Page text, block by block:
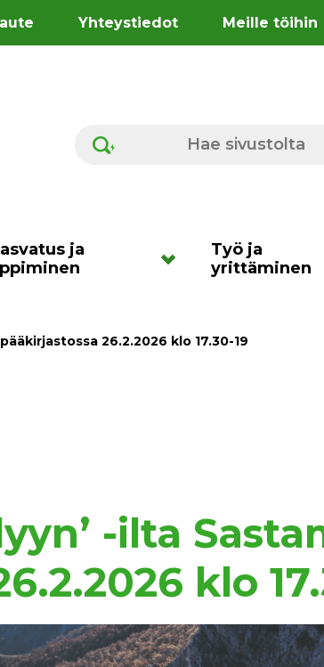
Yhteystiedot Meille töihin
Hae sivustolta
ja
Työ ja
yrittäminen
26.2.2026 klo 17.30-19
-ilta
klo